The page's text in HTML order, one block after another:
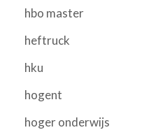
hbo master
heftruck
hku
hogent
hoger onderwijs